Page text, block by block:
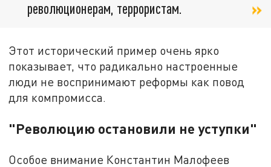
революционерам, террористам.
Этот исторический пример очень ярко
показывает, что радикально настроенные
люди не воспринимают реформы как повод
для компромисса.
"Революцию остановили не уступки"
Особое внимание Константин Малофеев